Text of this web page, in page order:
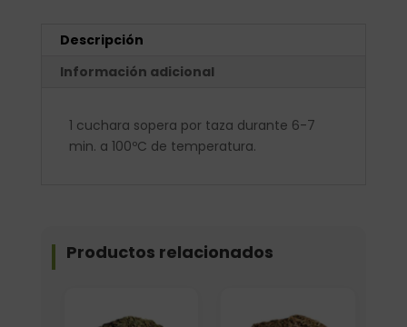
Descripción
Información adicional
1 cuchara sopera por taza durante 6-7
min. a 100ºC de temperatura.
Productos relacionados